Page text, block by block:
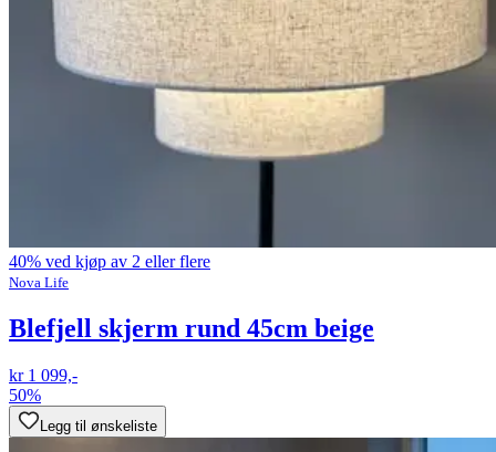
40% ved kjøp av 2 eller flere
Nova Life
Blefjell skjerm rund 45cm beige
kr 1 099,-
50%
Legg til ønskeliste